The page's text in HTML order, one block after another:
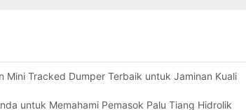
Mini Tracked Dumper Terbaik untuk Jaminan Kualitas
untuk Memahami Pemasok Palu Tiang Hidrolik